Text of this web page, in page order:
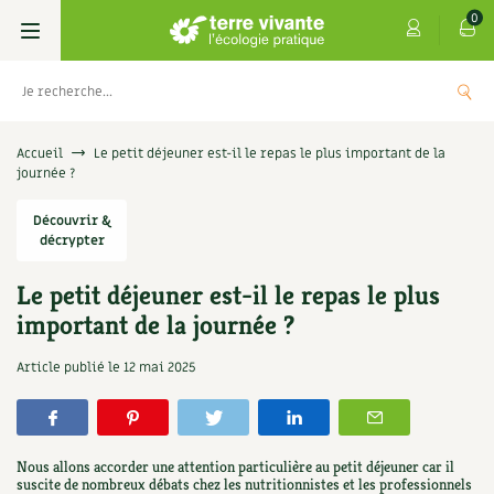
0
Livres
Potager
Techniques de jardinage
Verger, arbres
Petit élevage
Aménagement jardin
Se réabonner
Offrir un abonnement
Les numéros
4 saisons
Graines, semences
Potagères
Aromatiques
Florales
Cartes cadeau
Centre Terre vivante
Découvrir le Centre
Visiter en famille, entre amis
Infos & conseils
Jardin bio
Parole libre
Accueil
Le petit déjeuner est-il le repas le plus important de la
journée ?
Découvrir &
décrypter
Le petit déjeuner est-il le repas le plus
important de la journée ?
Article publié le 12 mai 2025
Nous allons accorder une attention particulière au petit déjeuner car il
suscite de nombreux débats chez les nutritionnistes et les professionnels
Don pour soutenir Terre vivante